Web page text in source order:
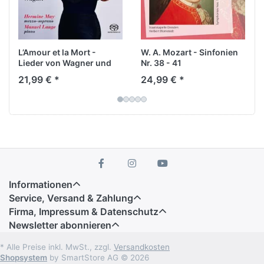
„Wunderharfe“, Herbert von Karajan
charakterisierte den Klang dieses ältesten
Orchesters der Welt als „Glanz von altem Golde“.
In Herbert Blomstedts Deutung der beiden
Sinfonien von 1981 findet sich all das und noch viel
mehr. Auf die Fortsetzung darf man gespannt sein!
L’Amour et la Mort -
Lieder von Wagner und
21,99 € *
W. A. Mozart - Sinfonien
Nr. 38 - 41
24,99 € *
Informationen
Service, Versand & Zahlung
Firma, Impressum & Datenschutz
Newsletter abonnieren
* Alle Preise inkl. MwSt., zzgl. Versandkosten
Shopsystem by SmartStore AG © 2026